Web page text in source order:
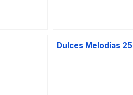
Dulces Melodias 25